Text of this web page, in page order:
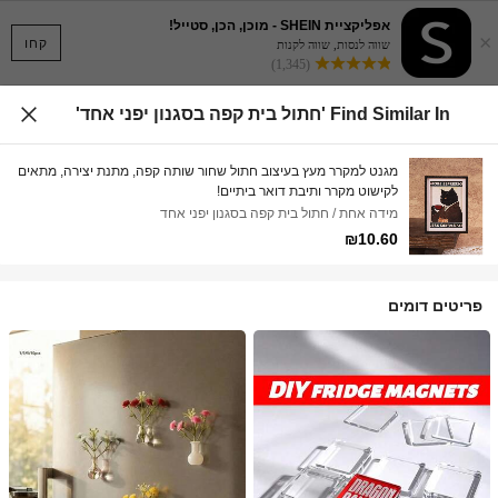
קחו ×
אפליקציית SHEIN - מוכן, הכן, סטייל!
שווה לנסות, שווה לקנות
(1,345)
Find Similar In 'חתול בית קפה בסגנון יפני אחד'
מגנט למקרר מעץ בעיצוב חתול שחור שותה קפה, מתנת יצירה, מתאים
לקישוט מקרר ותיבת דואר ביתיים!
מידה אחת / חתול בית קפה בסגנון יפני אחד
₪10.60
פריטים דומים